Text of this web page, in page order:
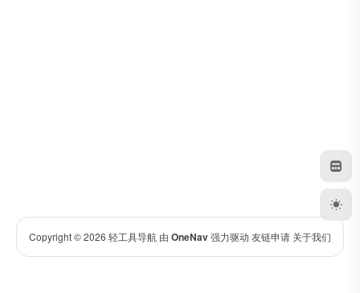
Copyright © 2026 轻工具导航 由 OneNav强力驱动 友链申请 关于我们